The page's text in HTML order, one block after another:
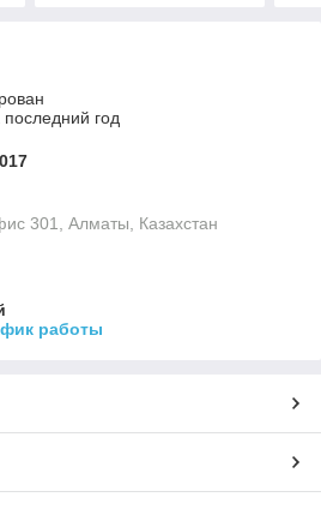
год
301, Алматы, Казахстан
работы